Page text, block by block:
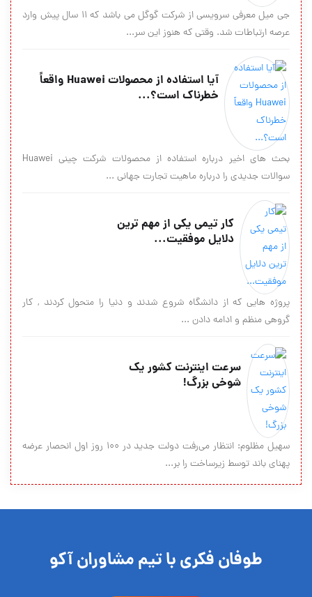
جی میل معرفی سرویسی از شرکت گوگل می باشد که ۱۱ سال پیش وارد
عرصه ارتباطات شد. وقتی که هنوز این سر...
آیا استفاده از محصولات Huawei واقعاً
خطرناک است؟...
بحث های اخیر درباره استفاده از محصولات شرکت چینی Huawei
سوالات جدیدی را درباره ماهیت تجارت جهانی ...
کار تیمی یکی از مهم ترین
دلایل موفقیت...
پروژه هایی که از دانشگاه شروع شدند و دنیا را متحول کردند , کار
گروهی منظم و ادامه دادن ...
سرعت اینترنت کشور یک
شوخی بزرگ!
سهیل مظلوم: انتظار می‌رفت دولت جدید در ۱۰۰ روز اول انحصار عرضه
پهنای باند توسط زیرساخت را بر...
طوفان فکری با تیم مشاوران آکو